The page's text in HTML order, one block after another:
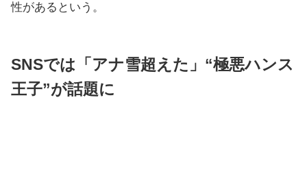
性があるという。
SNSでは「アナ雪超えた」“極悪ハンス
王子”が話題に